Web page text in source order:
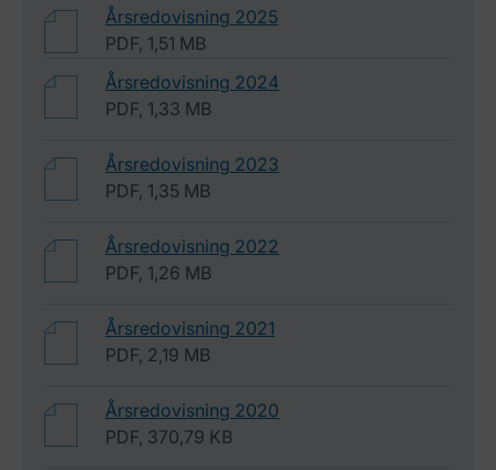
Årsredovisning 2025
PDF, 1,51 MB
Årsredovisning 2024
PDF, 1,33 MB
Årsredovisning 2023
PDF, 1,35 MB
Årsredovisning 2022
PDF, 1,26 MB
Årsredovisning 2021
PDF, 2,19 MB
Årsredovisning 2020
PDF, 370,79 KB